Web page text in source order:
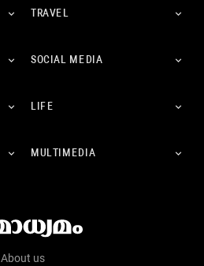
TRAVEL
SOCIAL MEDIA
LIFE
MULTIMEDIA
About us